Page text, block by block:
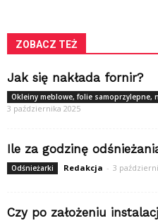
ZOBACZ TEŻ
Jak się nakłada fornir?
Okleiny meblowe, folie samoprzylepne,
3 października 2025
Ile za godzinę
Odśnieżarki Redakcja - 3
Czy po założeniu